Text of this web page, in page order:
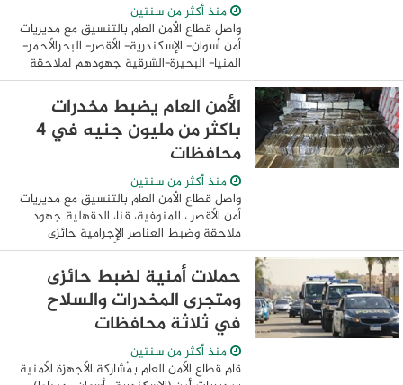
منذ أكثر من سنتين
واصل قطاع الأمن العام بالتنسيق مع مديريات
أمن أسوان- الإسكندرية- الأقصر- البحرالأحمر-
المنيا- البحيرة-الشرقية جهودهم لملاحقة
وضبط العناصر الإجرامية من حائزى ومتجرى
المواد المخدرة والأسلحة النارية ...
الأمن العام يضبط مخدرات
باكثر من مليون جنيه في 4
محافظات
منذ أكثر من سنتين
واصل قطاع الأمن العام بالتنسيق مع مديريات
أمن الأقصر ، المنوفية، قنا، الدقهلية جهود
ملاحقة وضبط العناصر الإجرامية حائزى
ومتجرى المواد المخدرة والأسلحة النارية
والذخائر غير المرخصة، حيث تم تحقيق ...
حملات أمنية لضبط حائزى
ومتجرى المخدرات والسلاح
في ثلاثة محافظات
منذ أكثر من سنتين
قام قطاع الأمن العام بمُشاركة الأجهزة الأمنية